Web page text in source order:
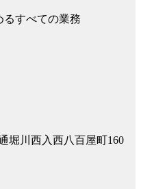
るすべての業務
堀川西入西八百屋町160